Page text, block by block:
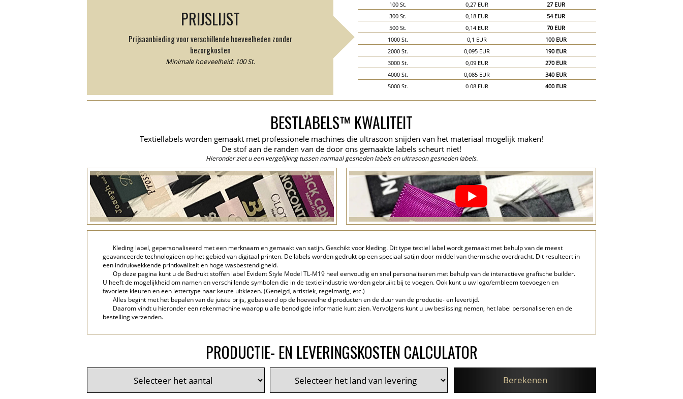
PRIJSLIJST
Prijsaanbieding voor verschillende hoeveelheden zonder
bezorgkosten
Minimale hoeveelheid: 100 St.
100 St.
0,27 EUR
27 EUR
300 St.
0,18 EUR
54 EUR
500 St.
0,14 EUR
70 EUR
1000 St.
0,1 EUR
100 EUR
2000 St.
0,095 EUR
190 EUR
3000 St.
0,09 EUR
270 EUR
4000 St.
0,085 EUR
340 EUR
5000 St.
0,08 EUR
400 EUR
8000 St.
10000 St.
15000 St.
0,05 EUR
20000 St.
0,045 EUR 900 EUR
BESTLABELS™ KWALITEIT
Textiellabels worden gemaakt met professionele machines die ultrasoon snijden van het materiaal mogelijk maken!
De stof aan de randen van de door ons gemaakte labels scheurt niet!
Hieronder ziet u een vergelijking tussen normaal gesneden labels en ultrasoon gesneden labels.
Kleding label, gepersonaliseerd met een merknaam en gemaakt van satijn. Geschikt voor kleding. Dit type textiel label wordt gemaakt met behulp van de meest
geavanceerde technologieën op het gebied van digitaal printen. De labels worden gedrukt op een speciaal satijn door middel van thermische overdracht. Dit resulteert in
een indrukwekkende printkwaliteit en hoge wasbestendigheid.
Op deze pagina kunt u de Bedrukt stoffen label Evident Style Model TL-M19 heel eenvoudig en snel personaliseren met behulp van de interactieve grafische builder.
U heeft de mogelijkheid om namen en verschillende symbolen die in de textielindustrie worden gebruikt bij te voegen. Ook kunt u uw logo/embleem toevoegen en
favoriete kleuren en een lettertype naar keuze uitkiezen. (Geneigd, artistiek, regelmatig, etc.)
Alles begint met het bepalen van de juiste prijs, gebaseerd op de hoeveelheid producten en de duur van de productie- en levertijd.
Daarom vindt u hieronder een rekenmachine waarop u alle benodigde informatie kunt zien. Vervolgens kunt u uw beslissing nemen, het label personaliseren en de
bestelling verzenden.
PRODUCTIE- EN LEVERINGSKOSTEN CALCULATOR
Berekenen